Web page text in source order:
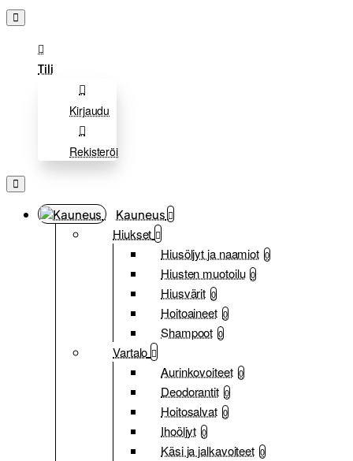
Tili
Kirjaudu
Rekisteröi
Kauneus
Hiukset
Hiusöljyt ja naamiot 0
Hiusten muotoilu 0
Hiusvärit 0
Hoitoaineet 0
Shampoot 0
Vartalo
Aurinkovoiteet 0
Deodorantit 0
Hoitosalvat 0
Ihoöljyt 0
Käsi ja jalkavoiteet 0